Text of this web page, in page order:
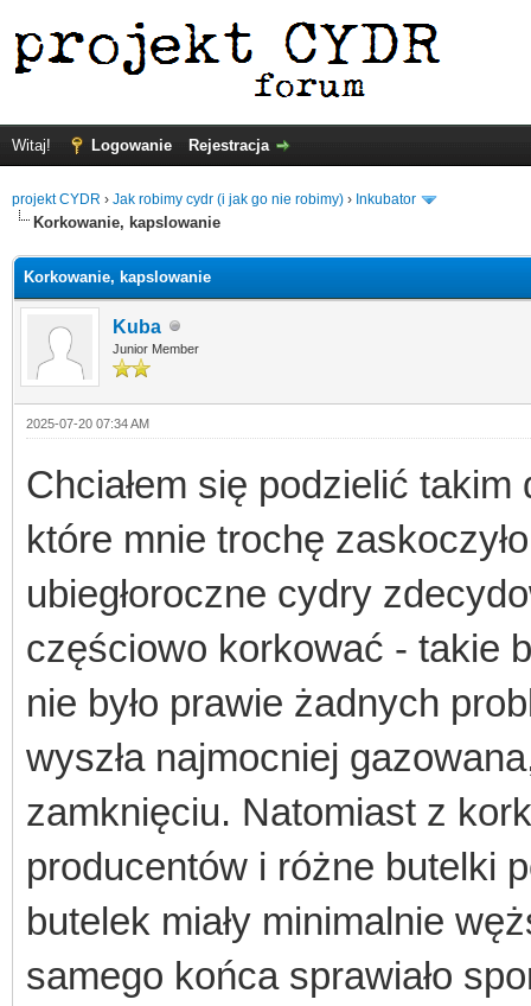
Witaj! Logowanie Rejestracja
projekt CYDR › Jak robimy cydr (i jak go nie robimy) › Inkubator
Korkowanie, kapslowanie
Korkowanie, kapslowanie
Kuba
Junior Member
2025-07-20 07:34 AM
Chciałem się podzielić
które mnie trochę
ubiegłoroczne cydry
częściowo korkować - takie
nie było prawie żadnych
wyszła najmocniej
zamknięciu. Natomiast z
producentów i różne butelki
butelek miały minimalnie
samego końca sprawiało